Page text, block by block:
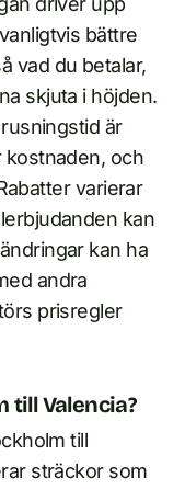
bättre
vad du betalar,
skjuta i höjden.
är
kostnaden, och
varierar
kan
kan ha
andra
prisregler
till Valencia?
till
sträckor som